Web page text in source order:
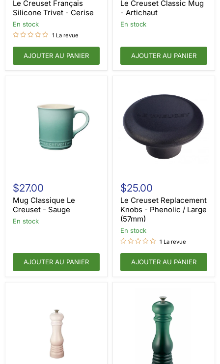
Silicone
Trivet
Cerise
Le Creuset Français
Silicone Trivet - Cerise
en stock
1 La revue
AJOUTER AU PANIER
Mug
Artichaut
Le Creuset Classic Mug
- Artichaut
en stock
AJOUTER AU PANIER
Classique
Le
Creuset
Sauge
$27.00
Mug Classique Le
Creuset - Sauge
en stock
AJOUTER AU PANIER
Creuset
Replacement
Knobs
Phenolic
Large
(57mm)
$25.00
Le Creuset Replacement
Knobs - Phenolic / Large
(57mm)
en stock
1 La revue
AJOUTER AU PANIER